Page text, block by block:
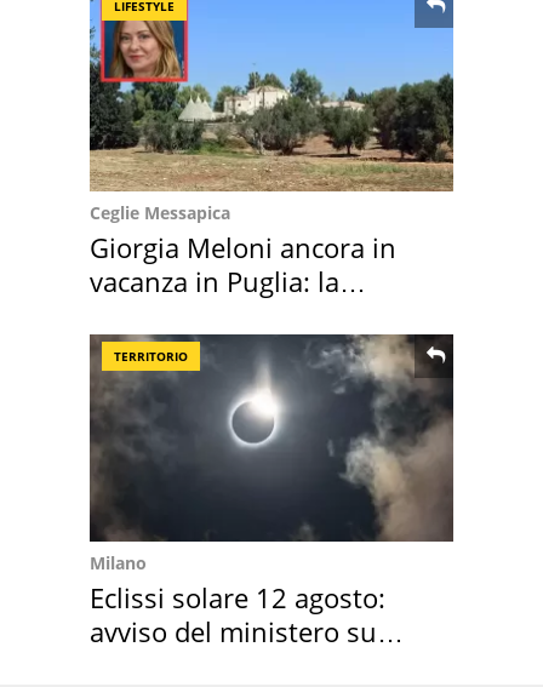
LIFESTYLE
Ceglie Messapica
Giorgia Meloni ancora in
vacanza in Puglia: la
TERRITORIO
Milano
Eclissi solare 12 agosto:
avviso del ministero su